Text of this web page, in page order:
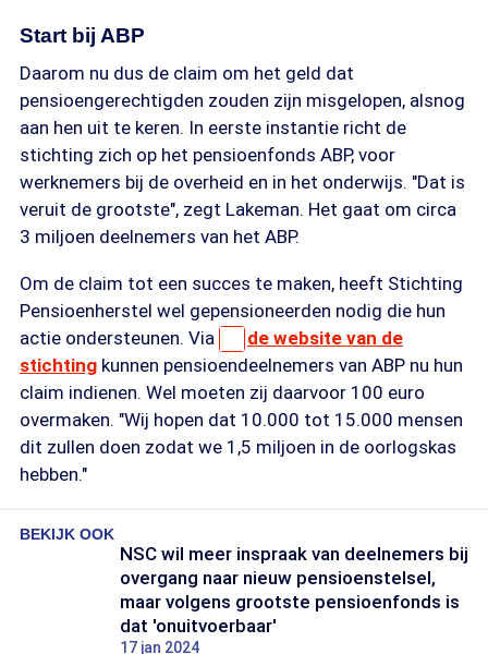
Start bij ABP
Daarom nu dus de claim om het geld dat
pensioengerechtigden zouden zijn misgelopen, alsnog
aan hen uit te keren. In eerste instantie richt de
stichting zich op het pensioenfonds ABP, voor
werknemers bij de overheid en in het onderwijs. "Dat is
veruit de grootste", zegt Lakeman. Het gaat om circa
3 miljoen deelnemers van het ABP.
Om de claim tot een succes te maken, heeft Stichting
Pensioenherstel wel gepensioneerden nodig die hun
actie ondersteunen. Via
de website van de
stichting kunnen pensioendeelnemers van ABP nu hun
claim indienen. Wel moeten zij daarvoor 100 euro
overmaken. "Wij hopen dat 10.000 tot 15.000 mensen
dit zullen doen zodat we 1,5 miljoen in de oorlogskas
hebben."
BEKIJK OOK
NSC wil meer inspraak van deelnemers bij
overgang naar nieuw pensioenstelsel,
maar volgens grootste pensioenfonds is
dat 'onuitvoerbaar'
17 jan 2024